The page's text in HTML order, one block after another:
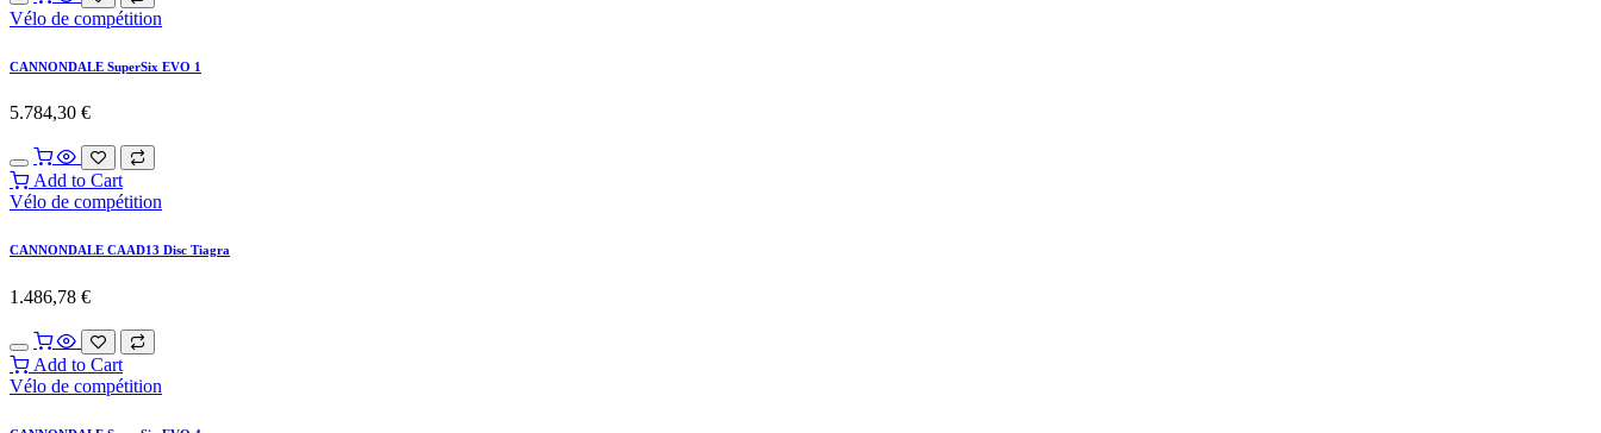
Vélo de compétition
CANNONDALE SuperSix EVO 1
5.784,30 €
Add to Cart
Vélo de compétition
CANNONDALE CAAD13 Disc Tiagra
1.486,78 €
Add to Cart
Vélo de compétition